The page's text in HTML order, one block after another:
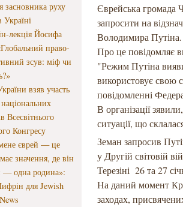
засновника руху
Україні
лекція Йосифа
право-
зсув: міф чи
взяв участь
Всесвітнього
Конгресу
єврей — це
значення, де він
одна родина»:
для Jewish
Єврейська громада
запросити на
Володимира Путіна.
Про це повідомляє
"Режим Путіна
використовує свою
повідомленні
В організації
ситуації, що
Земан запросив
у Другій світовій
Терезіні 26 та 27
На даний момент
заходах,